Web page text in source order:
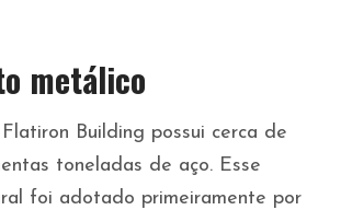
metálico
Building possui cerca de
toneladas de aço. Esse
foi adotado primeiramente por